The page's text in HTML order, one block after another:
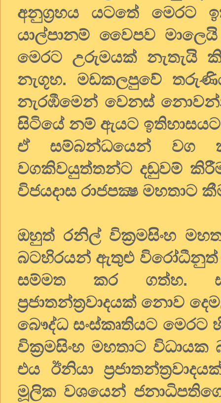
අනුග්‍රහය යටතේ මෙරට
යාල්පානම් වෛපව
මෙරට උරුමයක් නැතැයි
නැගූහ. මඩකලපුවේ
නැරඹීමෙන් වෙනස්
සිටියේ නම් ඇයට
ඒ සම්බන්ධයෙන් වග
වගකිවයුත්තන්ට දඬුවම්
විජයදාස රාජපක්‍ෂ මහතාට
ඔහුත් රනිල් වික්‍රමසිංහ
බටහිරයන් ඇතුළු විරෝධීනුත්
සම්මත කර ගත්හ.
ප්‍රජාතන්ත්‍රවාදයක් නොව
බෞද්ධ සංස්කෘතියට මෙරට
වික්‍රමසිංහ මහතාට
එය ඊනියා
මූලික වශයෙන්